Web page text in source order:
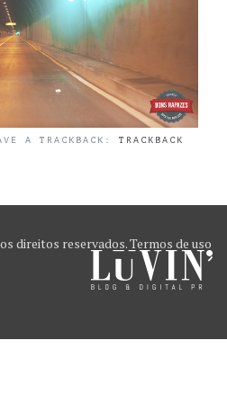
A TRACKBACK: TRACKBACK
direitos reservados.Termos de uso